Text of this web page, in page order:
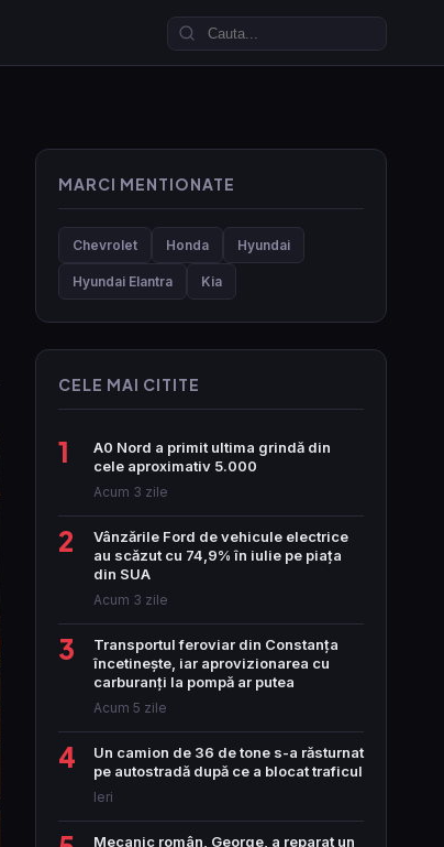
MARCI MENTIONATE
Chevrolet Honda Hyundai
Hyundai Elantra Kia
CELE MAI CITITE
1
A0 Nord a primit ultima grindă din
cele aproximativ 5.000
Acum 3 zile
2
Vânzările Ford de vehicule electrice
au scăzut cu 74,9% în iulie pe piața
din SUA
Acum 3 zile
3
Transportul feroviar din Constanța
încetinește, iar aprovizionarea cu
carburanți la pompă ar putea
Acum 5 zile
4
Un camion de 36 de tone s-a răsturnat
pe autostradă după ce a blocat traficul
Ieri
Mecanic român, George, a reparat un